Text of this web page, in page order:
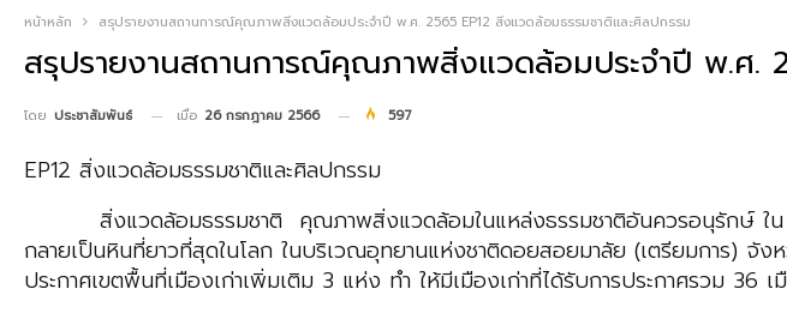
หน้าหลัก สรุปรายงานสถานการณ์คุณภาพสิ่งแวดล้อมประจำปี พ.ศ. 2565 EP12 สิ่งแวดล้อมธรรมชาติและศิลปกรรม
สรุปรายงานสถานการณ์คุณภาพสิ่งแวดล้อมประจำปี พ.ศ.
โดย ประชาสัมพันธ์ เมื่อ 26 กรกฎาคม 2566 597
EP12 สิ่งแวดล้อมธรรมชาติและศิลปกรรม
สิ่งแวดล้อมธรรมชาติ คุณภาพสิ่งแวดล้อมในแหล่งธรรมชาติอันควรอนุรักษ์ ใน พ
กลายเป็นหินที่ยาวที่สุดในโลก ในบริเวณอุทยานแห่งชาติดอยสอยมาลัย (เตรียมการ)
ประกาศเขตพื้นที่เมืองเก่าเพิ่มเติม 3 แห่ง ทำ ให้มีเมืองเก่าที่ได้รับการประกาศรวม 36